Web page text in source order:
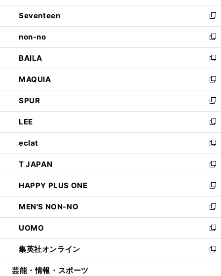
開
く
ウ
で
開
く
ン
ド
ウ
で
開
く
Seventeen
新
し
い
ウ
ィ
ン
ド
ウ
で
開
く
non-no
新
し
い
ウ
ィ
ン
ド
ウ
で
開
く
BAILA
新
し
い
ウ
ィ
ン
ド
ウ
で
開
く
MAQUIA
新
し
い
ウ
ィ
ン
ド
ウ
で
開
く
SPUR
新
し
い
ウ
ィ
ン
ド
ウ
で
開
く
LEE
新
し
い
ウ
ィ
ン
ド
ウ
で
開
く
eclat
新
し
い
ウ
ィ
ン
ド
ウ
で
開
く
T JAPAN
新
し
い
ウ
ィ
ン
ド
ウ
で
開
HAPPY PLUS ONE
新
し
い
ウ
ィ
ン
ド
ウ
MEN'S NON-NO
新
し
い
ウ
ィ
ン
UOMO
新
し
い
ウ
集英社オンライン
新
し
芸能・情報・スポーツ